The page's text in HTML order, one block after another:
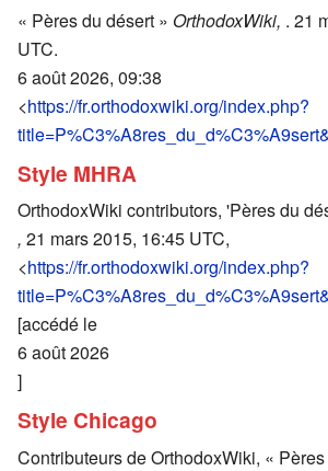
« Pères du désert » OrthodoxWiki, . 21
UTC.
6 août 2026, 09:38
<https://fr.orthodoxwiki.org/index.php?
Style MHRA
OrthodoxWiki contributors, 'Pères du
, 21 mars 2015, 16:45 UTC,
<https://fr.orthodoxwiki.org/index.php?
[accédé le
6 août 2026
]
Style Chicago
Contributeurs de OrthodoxWiki, «